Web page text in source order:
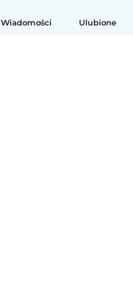
Wiadomości Ulubione